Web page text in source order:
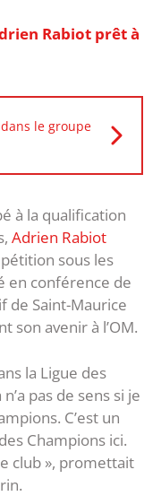
Rabiot prêt à
le groupe
à la qualification
Adrien Rabiot
sous les
en conférence de
de Saint-Maurice
son avenir à l’OM.
la Ligue des
pas de sens si je
C’est un
Champions ici.
club », promettait